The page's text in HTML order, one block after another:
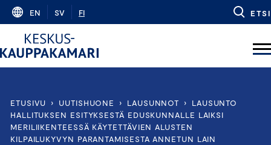
Skip
content
EN SV FI ETSI
ETUSIVU › UUTISHUONE › LAUSUNNOT ›
LAUSUNTO
HALLITUKSEN ESITYKSESTÄ EDUSKUNNALLE LAIKSI
MERILIIKENTEESSÄ KÄYTETTÄVIEN ALUSTEN
KILPAILUKYVYN PARANTAMISESTA ANNETUN LAIN